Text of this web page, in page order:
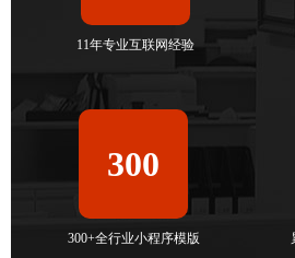
11年专业互联网经验
300
300+全行业小程序模版